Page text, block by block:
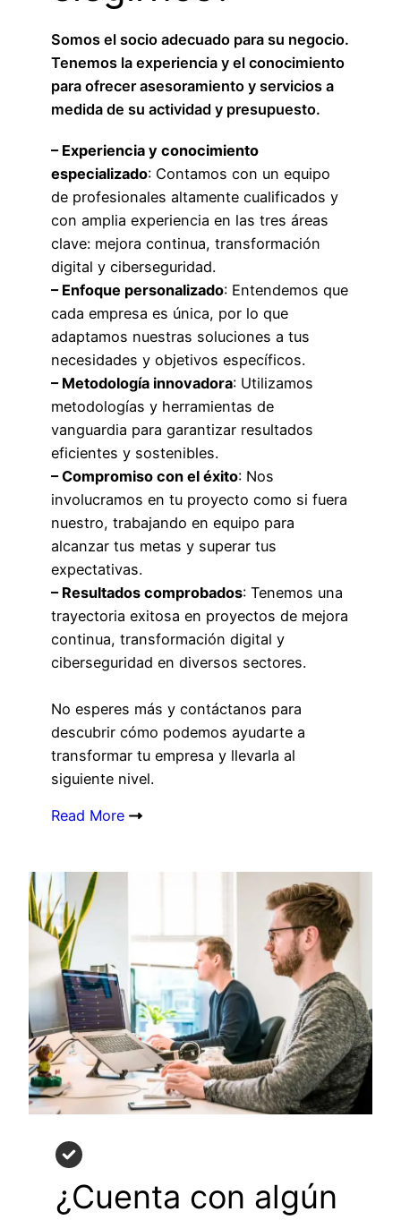
Somos el socio adecuado para su negocio.
Tenemos la experiencia y el conocimiento
para ofrecer asesoramiento y servicios a
medida de su actividad y presupuesto.
– Experiencia y conocimiento
especializado: Contamos con un equipo
de profesionales altamente cualificados y
con amplia experiencia en las tres áreas
clave: mejora continua, transformación
digital y ciberseguridad.
– Enfoque personalizado: Entendemos que
cada empresa es única, por lo que
adaptamos nuestras soluciones a tus
necesidades y objetivos específicos.
– Metodología innovadora: Utilizamos
metodologías y herramientas de
vanguardia para garantizar resultados
eficientes y sostenibles.
– Compromiso con el éxito: Nos
involucramos en tu proyecto como si fuera
nuestro, trabajando en equipo para
alcanzar tus metas y superar tus
expectativas.
– Resultados comprobados: Tenemos una
trayectoria exitosa en proyectos de mejora
continua, transformación digital y
ciberseguridad en diversos sectores.
No esperes más y contáctanos para
descubrir cómo podemos ayudarte a
transformar tu empresa y llevarla al
siguiente nivel.
Read More
¿Cuenta con algún